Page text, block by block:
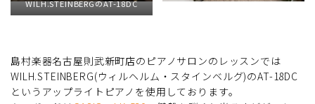
WILH.STEINBERGのAT-18DC
島村楽器名古屋則武新町店のピアノサロンのレッスンでは
WILH.STEINBERG(ウィルヘルム・スタインベルグ)のAT-18DC
というアップライトピアノを使用しております。